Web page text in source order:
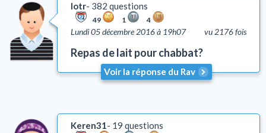
lotr 382 questions
49 1 4
vu 2176 fois
Lundi 05 décembre 2016 à 19h07
Repas de lait pour chabbat?
Voir la réponse du Rav
Keren31 19 questions